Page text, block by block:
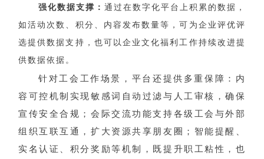
强化数据支撑： 通过在数字化平台上积累的数据，
如活动次数、积分、内容发布数量等，可为企业评优评
选提供数据支持，也可以企业文化福利工作持续改进提
供数据依据。
针对工会工作场景，平台还提供多重保障：内
容可控机制实现敏感词自动过滤与人工审核，确保
宣传安全合规；会际交流功能支持各级工会与外部
组织互联互通，扩大资源共享朋友圈；智能提醒、
实名认证、积分奖励等机制，既提升职工粘性，也